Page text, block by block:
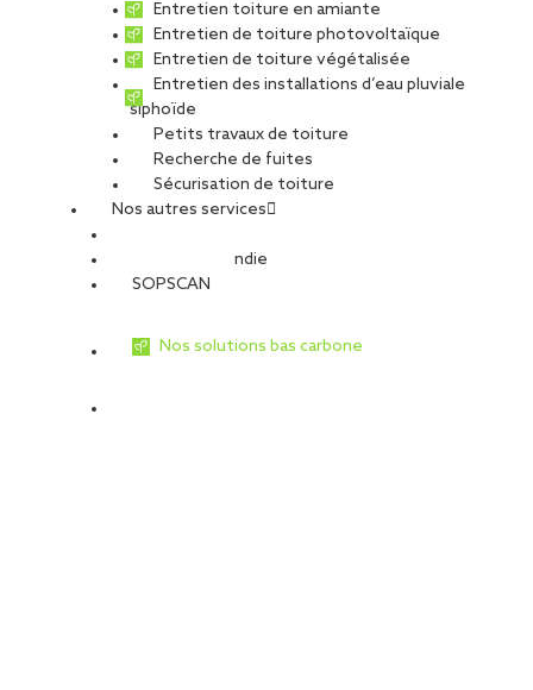
Entretien toiture en amiante
Entretien de toiture photovoltaïque
Entretien de toiture végétalisée
Entretien des installations d’eau pluviale
siphoïde
Petits travaux de toiture
Recherche de fuites
Sécurisation de toiture
Nos autres services
Sécurité Incendie
SOPSCAN
Nos solutions bas carbone